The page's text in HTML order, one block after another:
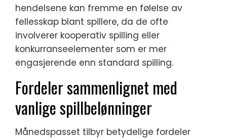
hendelsene kan fremme en følelse av
fellesskap blant spillere, da de ofte
involverer kooperativ spilling eller
konkurranseelementer som er mer
engasjerende enn standard spilling.
Fordeler sammenlignet med
vanlige spillbelønninger
Månedspasset tilbyr betydelige fordeler